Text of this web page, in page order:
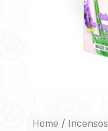
Home / Incensos